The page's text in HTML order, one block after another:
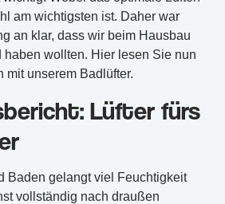
am wichtigsten ist. Daher war
an klar, dass wir beim Hausbau
haben wollten. Hier lesen Sie nun
mit unserem Badlüfter.
Lüfter fürs
Baden gelangt viel Feuchtigkeit
vollständig nach draußen